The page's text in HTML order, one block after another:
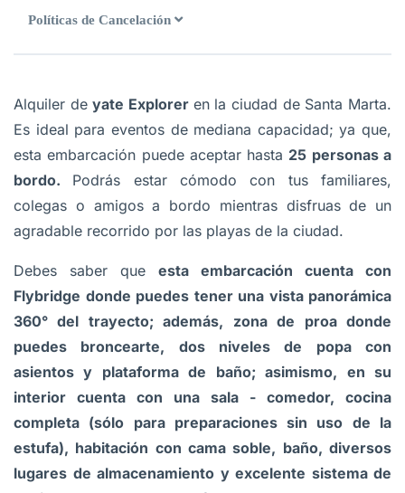
Políticas de Cancelación
Alquiler deyate Explorer en la ciudad de Santa Marta.
Es ideal para eventos de mediana capacidad; ya que,
esta embarcación puede aceptar hasta 25 personas a
bordo. Podrás estar cómodo con tus familiares,
colegas o amigos a bordo mientras disfruas de un
agradable recorrido por las playas de la ciudad.
Debes saber que esta embarcación cuenta con
Flybridge donde puedes tener una vista panorámica
360° del trayecto; además, zona de proa donde
puedes broncearte, dos niveles de popa con
asientos y plataforma de baño; asimismo, en su
interior cuenta con una sala - comedor, cocina
completa (sólo para preparaciones sin uso de la
estufa), habitación con cama soble, baño, diversos
lugares de almacenamiento y excelente sistema de